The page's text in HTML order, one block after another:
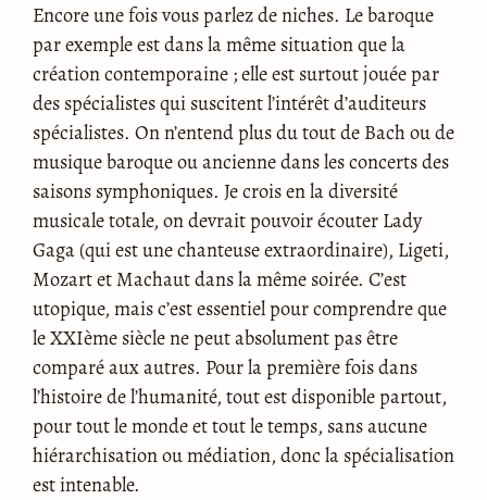
Encore une fois vous parlez de niches. Le baroque
par exemple est dans la même situation que la
création contemporaine ; elle est surtout jouée par
des spécialistes qui suscitent l’intérêt d’auditeurs
spécialistes. On n’entend plus du tout de Bach ou de
musique baroque ou ancienne dans les concerts des
saisons symphoniques. Je crois en la diversité
musicale totale, on devrait pouvoir écouter Lady
Gaga (qui est une chanteuse extraordinaire), Ligeti,
Mozart et Machaut dans la même soirée. C’est
utopique, mais c’est essentiel pour comprendre que
le XXIème siècle ne peut absolument pas être
comparé aux autres. Pour la première fois dans
l’histoire de l’humanité, tout est disponible partout,
pour tout le monde et tout le temps, sans aucune
hiérarchisation ou médiation, donc la spécialisation
est intenable.